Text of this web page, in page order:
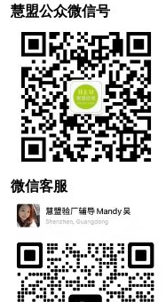
慧盟公众微信号
微信客服